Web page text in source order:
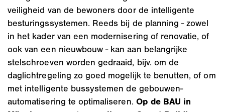
veiligheid van de bewoners door de intelligente
besturingssystemen. Reeds bij de planning - zowel
in het kader van een modernisering of renovatie, of
ook van een nieuwbouw - kan aan belangrijke
stelschroeven worden gedraaid, bijv. om de
daglichtregeling zo goed mogelijk te benutten, of om
met intelligente bussystemen de gebouwen-
automatisering te optimaliseren. Op de BAU in